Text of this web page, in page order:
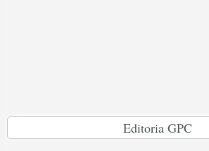
Editoria GPC